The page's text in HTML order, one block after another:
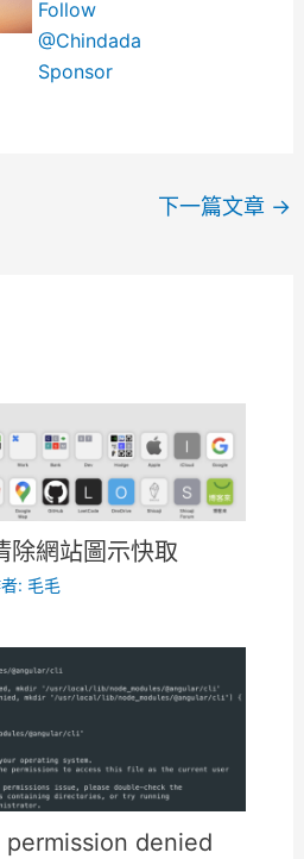
Follow
@Chindada
Sponsor
下一篇文章 →
除網站圖示快取
: 毛毛
permission denied